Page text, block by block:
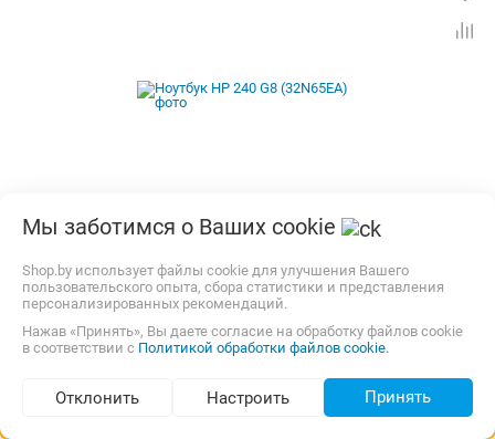
Подбор по параметрам (57)
Ноутбук HP 240 G8 (32N65EA)
Диагональ:14 " Разрешение:1920x1080 Матрица:IPS
Процессор:Intel Core i5-1035G1 Количество ядер:4
ОЗУ:
Емкость накопителя:
256 Гб
Тип накопителя: SSD
Intel UHD Graphics G1
Черный Вес:1.52 кг
Нет в продаже
Мы заботимся о Ваших cookie
Shop.by использует файлы cookie для улучшения Вашего
пользовательского опыта, сбора статистики и представления
персонализированных рекомендаций.
Нажав «Принять», Вы даете согласие на обработку файлов cookie
в соответствии с Политикой обработки файлов cookie.
Отклонить Настроить Принять